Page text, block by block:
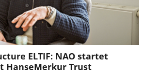
ELTIF: NAO startet
HanseMerkur Trust